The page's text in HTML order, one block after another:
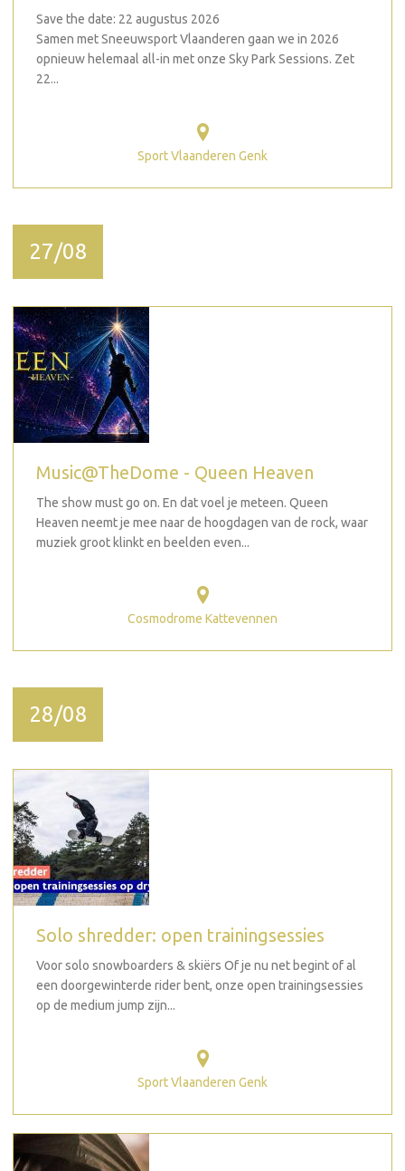
Save the date: 22 augustus 2026
Samen met Sneeuwsport Vlaanderen gaan we in 2026
opnieuw helemaal all-in met onze Sky Park Sessions. Zet
22...
Sport Vlaanderen Genk
27/08
Music@TheDome - Queen Heaven
The show must go on. En dat voel je meteen. Queen
Heaven neemt je mee naar de hoogdagen van de rock, waar
muziek groot klinkt en beelden even...
Cosmodrome Kattevennen
28/08
Solo shredder: open trainingsessies
Voor solo snowboarders & skiërs Of je nu net begint of al
een doorgewinterde rider bent, onze open trainingsessies
op de medium jump zijn...
Sport Vlaanderen Genk